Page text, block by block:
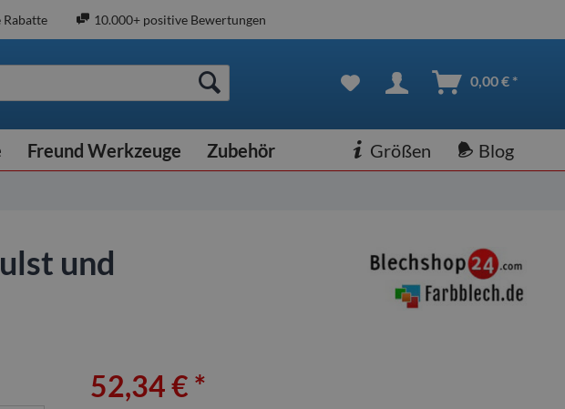
10.000+ positive Bewertungen
0,00 € *
Freund Werkzeuge Zubehör Blog
Größen
und
52,34 € *